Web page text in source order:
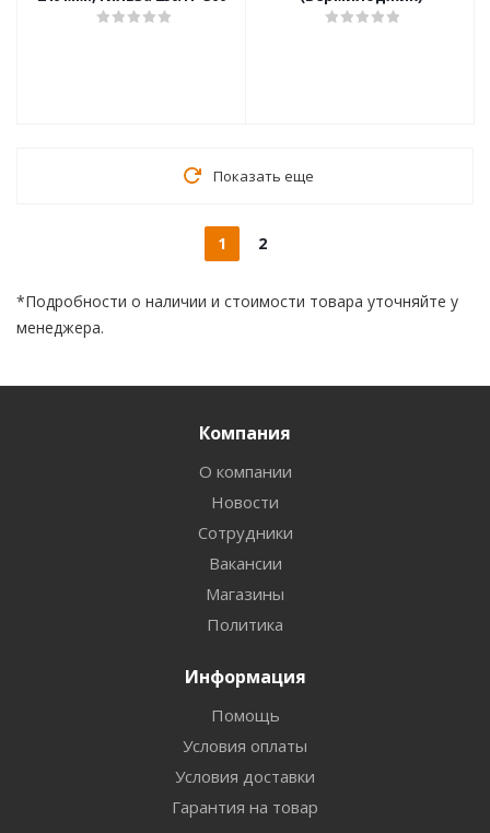
Показать еще
1 2
*Подробности о наличии и стоимости товара уточняйте у
менеджера.
Компания
О компании
Новости
Сотрудники
Вакансии
Магазины
Политика
Информация
Помощь
Условия оплаты
Условия доставки
Гарантия на товар